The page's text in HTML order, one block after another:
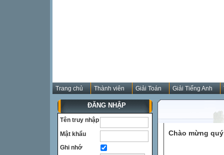
Trang chủ Thành viên Giải Toán Giải Tiếng Anh
ĐĂNG NHẬP
Tên truy nhập
Mật khẩu
Ghi nhớ
Chào mừng